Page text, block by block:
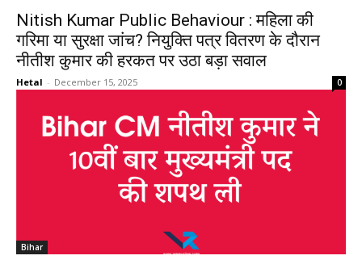
Nitish Kumar Public Behaviour : महिला की
गरिमा या सुरक्षा जांच? नियुक्ति पत्र वितरण के दौरान
नीतीश कुमार की हरकत पर उठा बड़ा सवाल
Hetal - December 15, 2025 0
Bihar